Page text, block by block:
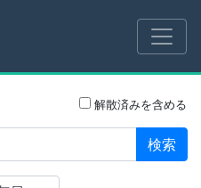
解散済みを含める
検索